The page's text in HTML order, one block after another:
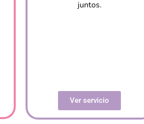
juntos.
Ver servicio